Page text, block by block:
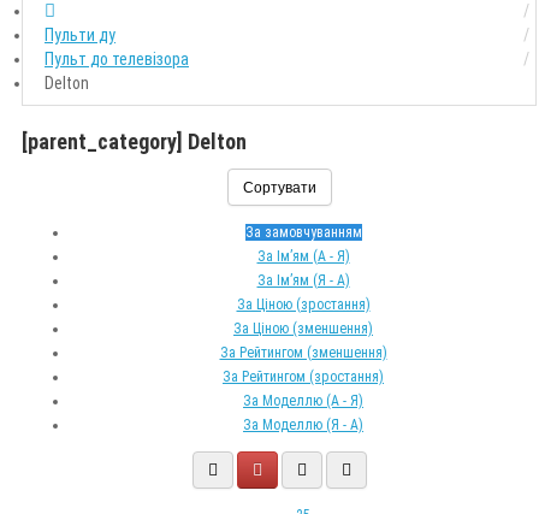
Пульти ду
Пульт до телевізора
Delton
[parent_category] Delton
Сортувати
За замовчуванням
За Ім’ям (A - Я)
За Ім’ям (Я - A)
За Ціною (зростання)
За Ціною (зменшення)
За Рейтингом (зменшення)
За Рейтингом (зростання)
За Моделлю (A - Я)
За Моделлю (Я - A)